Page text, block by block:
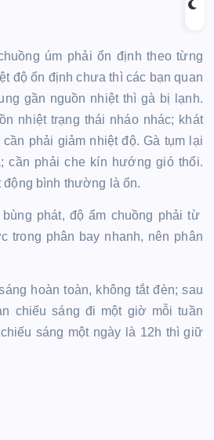
úm phải ổn định theo từng
độ ổn định chưa thì các bạn quan
gần nguồn nhiệt thì gà bị lạnh.
nhiệt trạng thái nháo nhác; khát
phải giảm nhiệt độ. Gà tụm lại
cần phải che kín hướng gió thổi.
động bình thường là ổn.
phát, độ ẩm chuồng phải từ
trong phân bay nhanh, nên phân
hoàn toàn, không tắt đèn; sau
chiếu sáng đi một giờ mỗi tuần
sáng một ngày là 12h thì giữ